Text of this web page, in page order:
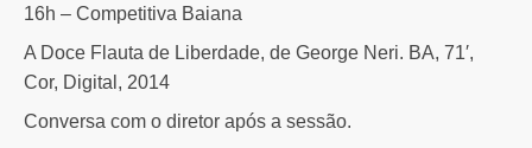
16h – Competitiva Baiana
A Doce Flauta de Liberdade, de George Neri. BA, 71′,
Cor, Digital, 2014
Conversa com o diretor após a sessão.